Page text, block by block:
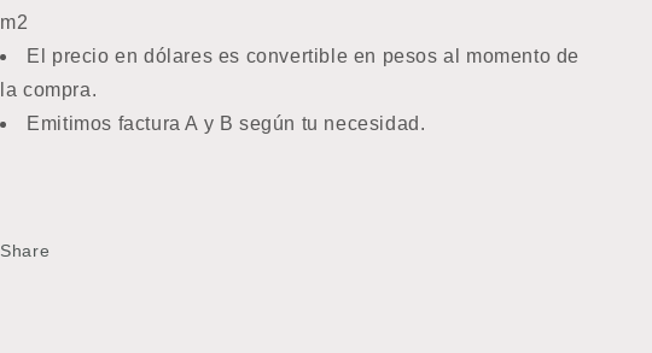
m2
El precio en dólares es convertible en pesos al momento de
la compra.
Emitimos factura A y B según tu necesidad.
Share